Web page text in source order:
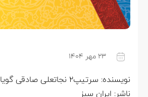
نویسنده: سرتیپ2 نجاتعلی صادقی گویا
ناشر: ایران سبز